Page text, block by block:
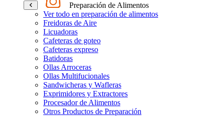
Preparación de Alimentos
Ver todo en preparación de alimentos
Freidoras de Aire
Licuadoras
Cafeteras de goteo
Cafeteras expreso
Batidoras
Ollas Arroceras
Ollas Multifucionales
Sandwicheras y Wafleras
Exprimidores y Extractores
Procesador de Alimentos
Otros Productos de Preparación